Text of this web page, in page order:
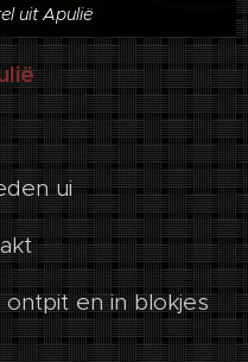
uit Apulië
ui
en in blokjes